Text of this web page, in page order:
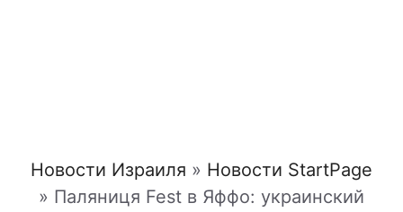
Новости Израиля » Новости StartPage
» Паляниця Fest в Яффо: украинский